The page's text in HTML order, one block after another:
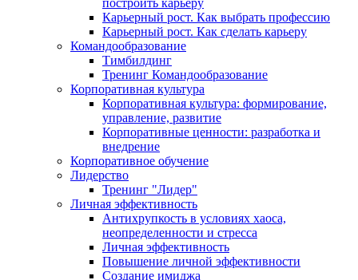
построить карьеру
Карьерный рост. Как выбрать профессию
Карьерный рост. Как сделать карьеру
Командообразование
Тимбилдинг
Тренинг Командообразование
Корпоративная культура
Корпоративная культура: формирование,
управление, развитие
Корпоративные ценности: разработка и
внедрение
Корпоративное обучение
Лидерство
Тренинг "Лидер"
Личная эффективность
Антихрупкость в условиях хаоса,
неопределенности и стресса
Личная эффективность
Повышение личной эффективности
Создание имиджа